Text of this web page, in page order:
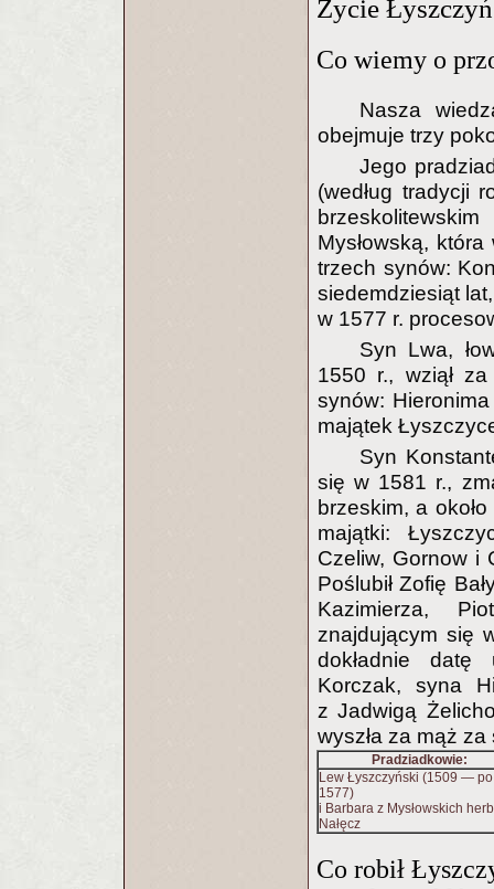
Życie
Co wiemy o
Nasza
obejmuje trzy
Jego
(według tradycji
Mysłowską,
trzech synów:
siedemdziesiąt
w 1577 r.
Syn Lwa,
1550 r., wziął
synów:
majątek
Syn
się w 1581 r.,
brzeskim, a
majątki:
Czeliw, Gornow i
Poślubił Zofię
Kazimierza,
znajdującym się
dokładnie datę
Korczak, syna
z Jadwigą
wyszła za mąż
Pradziadkowie:
Lew Łyszczyński (1509 — po
1577)
i Barbara z Mysłowskich
Nałęcz
Co robił